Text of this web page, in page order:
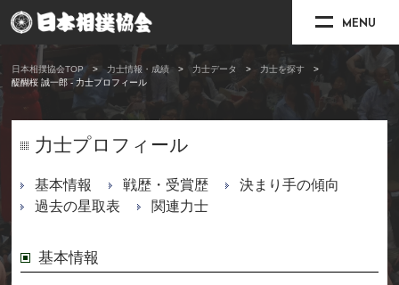
MENU
日本相撲協会TOP 力士情報・成績 力士データ
力士を探す
醍醐桜 誠一郎 - 力士プロフィール
力士プロフィール
基本情報 戦歴・受賞歴
決まり手の傾向
過去の星取表
関連力士
基本情報